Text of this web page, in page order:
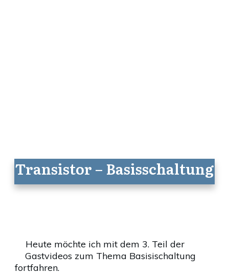
Transistor – Basisschaltung
Heute möchte ich mit dem 3. Teil der
Gastvideos zum Thema Basisischaltung
fortfahren.